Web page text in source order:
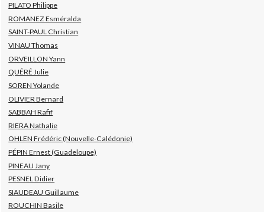
PILATO Philippe
ROMANEZ Esméralda
SAINT-PAUL Christian
VINAU Thomas
ORVEILLON Yann
QUÉRÉ Julie
SOREN Yolande
OLIVIER Bernard
SABBAH Rafif
RIERA Nathalie
OHLEN Frédéric (Nouvelle-Calédonie)
PÉPIN Ernest (Guadeloupe)
PINEAU Jany
PESNEL Didier
SIAUDEAU Guillaume
ROUCHIN Basile